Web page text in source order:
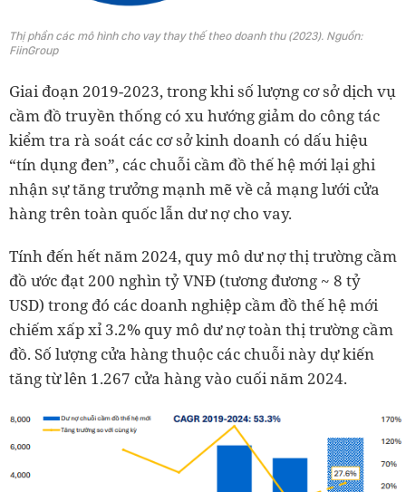
Thị phần các mô hình cho vay thay thế theo doanh thu (2023). Nguồn:
FiinGroup
Giai đoạn 2019-2023, trong khi số lượng cơ sở dịch vụ
cầm đồ truyền thống có xu hướng giảm do công tác
kiểm tra rà soát các cơ sở kinh doanh có dấu hiệu
“tín dụng đen”, các chuỗi cầm đồ thế hệ mới lại ghi
nhận sự tăng trưởng mạnh mẽ về cả mạng lưới cửa
hàng trên toàn quốc lẫn dư nợ cho vay.
Tính đến hết năm 2024, quy mô dư nợ thị trường cầm
đồ ước đạt 200 nghìn tỷ VNĐ (tương đương ~ 8 tỷ
USD) trong đó các doanh nghiệp cầm đồ thế hệ mới
chiếm xấp xỉ 3.2% quy mô dư nợ toàn thị trường cầm
đồ. Số lượng cửa hàng thuộc các chuỗi này dự kiến
tăng từ lên 1.267 cửa hàng vào cuối năm 2024.